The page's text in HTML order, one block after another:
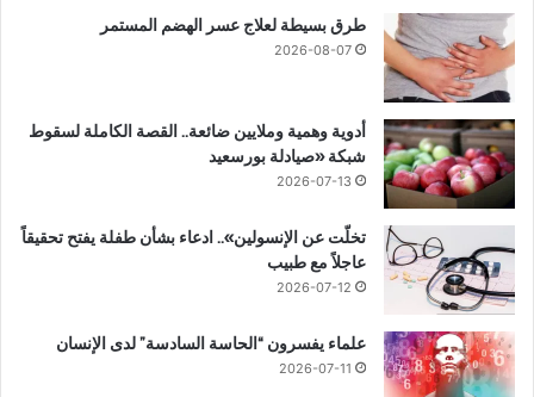
طرق بسيطة لعلاج عسر الهضم المستمر
2026-08-07
أدوية وهمية وملايين ضائعة.. القصة الكاملة لسقوط
شبكة «صيادلة بورسعيد
2026-07-13
تخلّت عن الإنسولين».. ادعاء بشأن طفلة يفتح تحقيقاً
عاجلاً مع طبيب
2026-07-12
علماء يفسرون “الحاسة السادسة” لدى الإنسان
2026-07-11